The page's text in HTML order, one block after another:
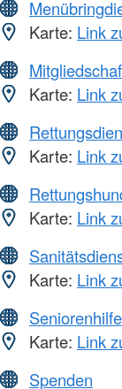
Karte: Link
Karte: Link
Karte: Link
Karte: Link
Karte: Link
Seniorenhilfe
Karte: Link
Spenden